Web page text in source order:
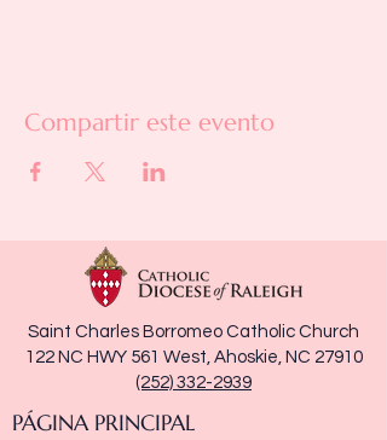
Compartir este evento
Saint Charles Borromeo Catholic Church
122 NC HWY 561 West, Ahoskie, NC 27910
(252) 332-2939
PÁGINA PRINCIPAL